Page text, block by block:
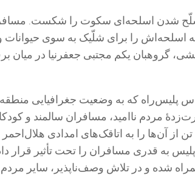
شدن اسلحه‌ای سکوت را شکست. مسافران
که اسلحه‌اش را برای شلّیک به سوی
گروهبان یکم مجتبی جعفرنیا در میان
پلیس‌راه که به وضعیت جغرافیایی
مردم نا‌امید، مسافران سالمند و
از آن‌ها را به اتاقک‌های امدادی
به قدری مسافران را تحت تأثیر قرار
شده و در تلاش وصف‌ناپذیر، سایر